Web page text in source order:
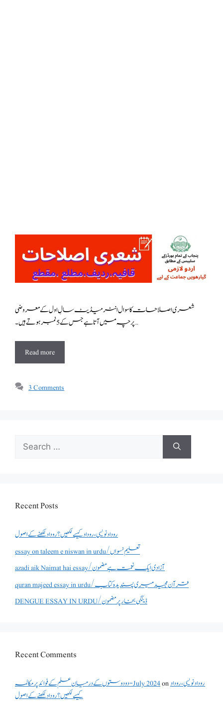
شعری اصلاحات کا سوال انٹرمیڈیٹ سالِ اول کے معروضی
پرچہ میں آتا ہے جس کے 5 نمبر ہوتے ہیں ۔ …
Read more
3 Comments
Search
for:
Recent Posts
روداد نویسی ،روداد کیسے لکھیں؟ روداد لکھنے کے اصول
essay on taleem e niswan in urdu/تعلیم نسواں
azadi aik Naimat hai essay/آزادی ایک نعمت ہے مضمون
quran majeed essay in urdu/قرآن مجید میری پسندیدہ کتاب
DENGUE ESSAY IN URDU/ڈینگی بخار پر مضمون
Recent Comments
دو دوستوں کے درمیان علم کے فوائد پر مکالمہ - July 2024onروداد نویسی ،روداد
کیسے لکھیں؟ روداد لکھنے کے اصول